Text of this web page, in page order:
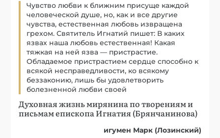
Чувство любви к ближним присуще каждой
человеческой душе, но, как и все другие
чувства, естественная любовь извращена
грехом. Святитель Игнатий пишет: В каких
язвах наша любовь естественная! Какая
тяжкая на ней язва — пристрастие.
Обладаемое пристрастием сердце способно к
всякой несправедливости, ко всякому
беззаконию, лишь бы удовлетворить
болезненной любви своей
Духовная жизнь мирянина по творениям и
письмам епископа Игнатия (Брянчанинова)
игумен Марк (Лозинский)